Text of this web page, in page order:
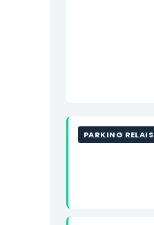
PARKING RELAIS